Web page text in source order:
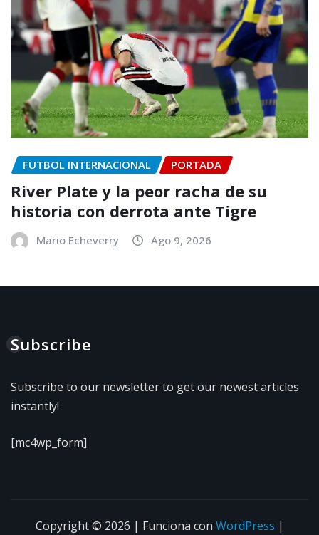
FUTBOL INTERNACIONAL PORTADA
River Plate y la peor racha de su
historia con derrota ante Tigre
Mario Echeverry Ago 9, 2026
Subscribe
Subscribe to our newsletter to get our newest articles
instantly!
[mc4wp_form]
Copyright © 2026 | Funciona con WordPress |